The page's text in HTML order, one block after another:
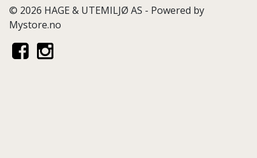
© 2026 HAGE & UTEMILJØ AS - Powered by
Mystore.no